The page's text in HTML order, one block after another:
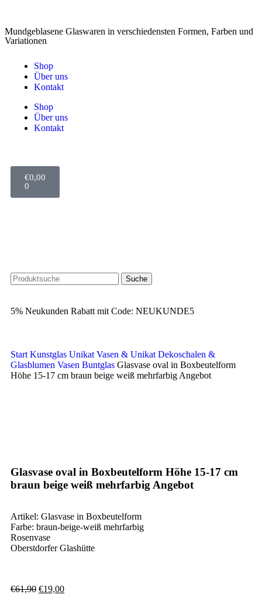
Mundgeblasene Glaswaren in verschiedensten Formen, Farben und
Variationen
Shop
Über uns
Kontakt
Shop
Über uns
Kontakt
€0,00
0
Suche
5% Neukunden Rabatt mit Code: NEUKUNDE5
Start Kunstglas Unikat Vasen & Unikat Dekoschalen &
Glasblumen Vasen Buntglas Glasvase oval in Boxbeutelform
Höhe 15-17 cm braun beige weiß mehrfarbig Angebot
Glasvase oval in Boxbeutelform Höhe 15-17 cm
braun beige weiß mehrfarbig Angebot
Artikel: Glasvase in Boxbeutelform
Farbe: braun-beige-weiß mehrfarbig
Rosenvase
Oberstdorfer Glashütte
€61,90 €19,00